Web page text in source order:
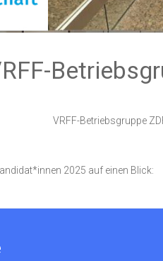
VRFF-Betriebsgruppe
2025 auf einen Blick: